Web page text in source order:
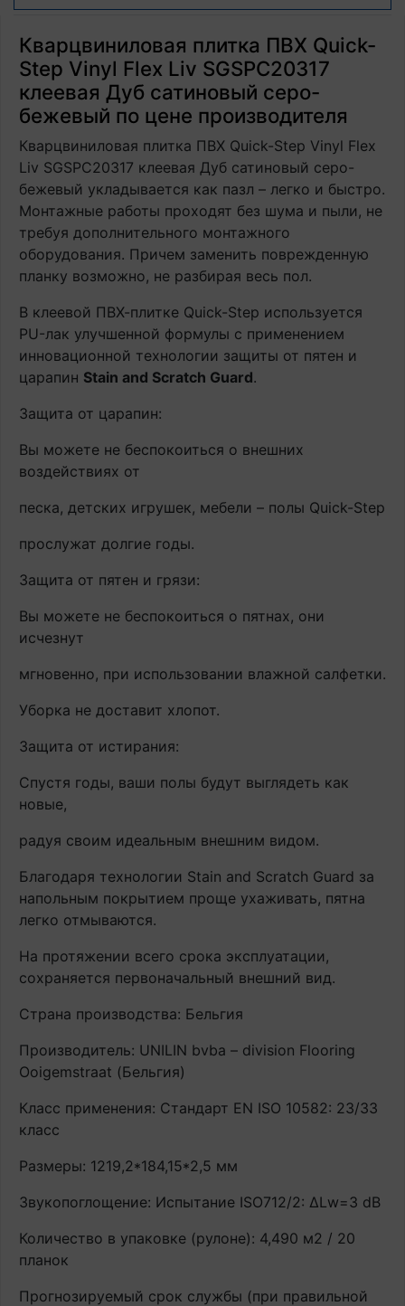
Кварцвиниловая плитка ПВХ Quick-
Step Vinyl Flex Liv SGSPC20317
клеевая Дуб сатиновый серо-
бежевый по цене производителя
Кварцвиниловая плитка ПВХ Quick-Step Vinyl Flex
Liv SGSPC20317 клеевая Дуб сатиновый серо-
бежевый укладывается как пазл – легко и быстро.
Монтажные работы проходят без шума и пыли, не
требуя дополнительного монтажного
оборудования. Причем заменить поврежденную
планку возможно, не разбирая весь пол.
В клеевой ПВХ-плитке Quick-Step используется
PU-лак улучшенной формулы с применением
инновационной технологии защиты от пятен и
царапин Stain and Scratch Guard.
Защита от царапин:
Вы можете не беспокоиться о внешних
воздействиях от
песка, детских игрушек, мебели – полы Quick-Step
прослужат долгие годы.
Защита от пятен и грязи:
Вы можете не беспокоиться о пятнах, они
исчезнут
мгновенно, при использовании влажной салфетки.
Уборка не доставит хлопот.
Защита от истирания:
Спустя годы, ваши полы будут выглядеть как
новые,
радуя своим идеальным внешним видом.
Благодаря технологии Stain and Scratch Guard за
напольным покрытием проще ухаживать, пятна
легко отмываются.
На протяжении всего срока эксплуатации,
сохраняется первоначальный внешний вид.
Страна производства: Бельгия
Производитель: UNILIN bvba – division Flooring
Ooigemstraat (Бельгия)
Класс применения: Стандарт EN ISO 10582: 23/33
класс
Размеры: 1219,2*184,15*2,5 мм
Звукопоглощение: Испытание ISO712/2: ∆Lw=3 dB
Количество в упаковке (рулоне): 4,490 м2 / 20
планок
Прогнозируемый срок службы (при правильной